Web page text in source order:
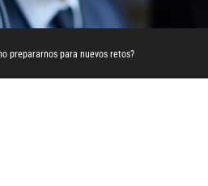
prepararnos para nuevos retos?